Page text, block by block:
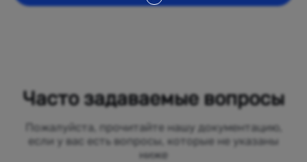
Часто задаваемые вопросы
Пожалуйста, прочитайте нашу документацию,
если у вас есть вопросы, которые не указаны
ниже